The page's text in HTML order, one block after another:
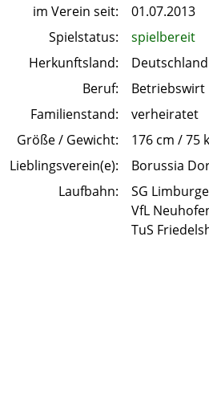
im Verein seit:
01.07.2013
Spielstatus:
spielbereit
Herkunftsland:
Deutschland
Beruf:
Betriebswirt
Familienstand:
verheiratet
Größe / Gewicht:
176 cm / 75
Lieblingsverein(e):
Borussia
Laufbahn:
SG
VfL
TuS